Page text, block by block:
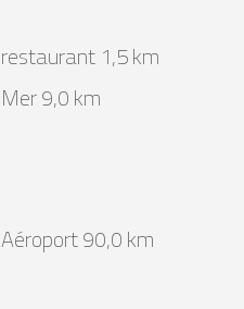
restaurant 1,5 km
Mer 9,0 km
Aéroport 90,0 km